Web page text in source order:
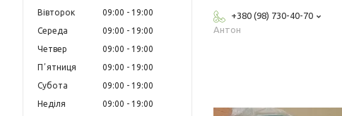
Вівторок
09:00
19:00
Середа
09:00
19:00
Четвер
09:00
19:00
Пʼятниця
09:00
19:00
Субота
09:00
19:00
Неділя
09:00 19:00
+380 (98) 730-40-70
Антон